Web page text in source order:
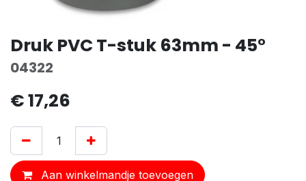
Druk PVC T-stuk 63mm - 45°
04322
€17,26
Aan winkelmandje toevoegen